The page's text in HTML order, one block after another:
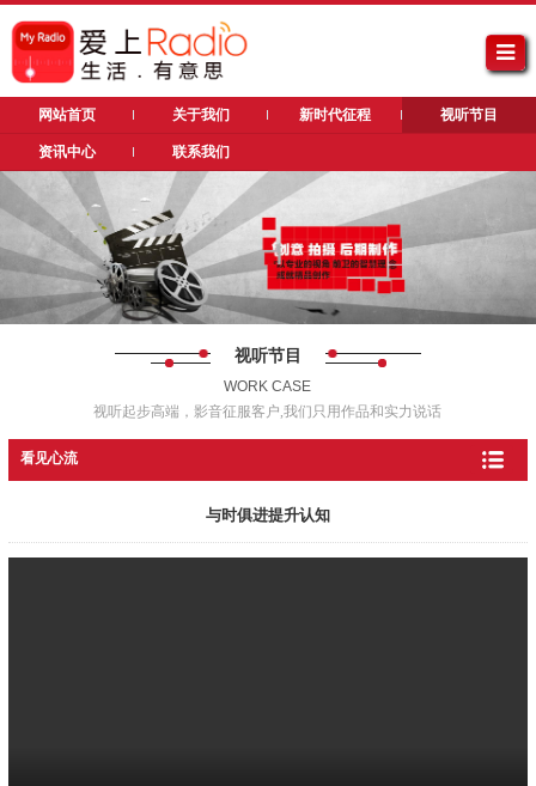
网站首页 关于我们 新时代征程 视听节目
资讯中心 联系我们
视听节目
WORK CASE
视听起步高端，影音征服客户,我们只用作品和实力说话
看见心流
与时俱进提升认知